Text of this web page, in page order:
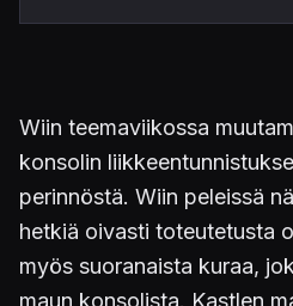
Wiin teemaviikossa
konsolin
perinnöstä. Wiin peleissä
hetkiä oivasti toteutetusta
myös suoranaista kuraa,
maun konsolista. Kastlen